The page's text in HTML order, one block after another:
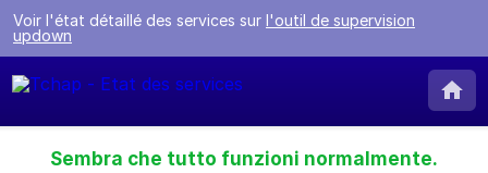
Voir l'état détaillé des services sur l'outil de supervision
updown
Sembra che tutto funzioni normalmente.